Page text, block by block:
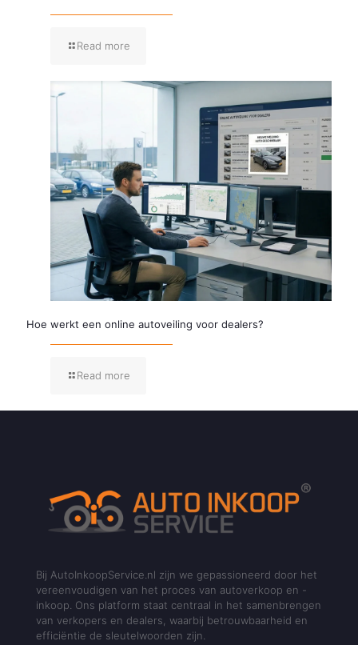
Read more
Hoe werkt een online autoveiling voor dealers?
Read more
Bij AutoInkoopService.nl zijn we gepassioneerd door het
vereenvoudigen van het proces van autoverkoop en -
inkoop. Ons platform staat centraal in het samenbrengen
van verkopers en dealers, waarbij betrouwbaarheid en
efficiëntie de sleutelwoorden zijn.